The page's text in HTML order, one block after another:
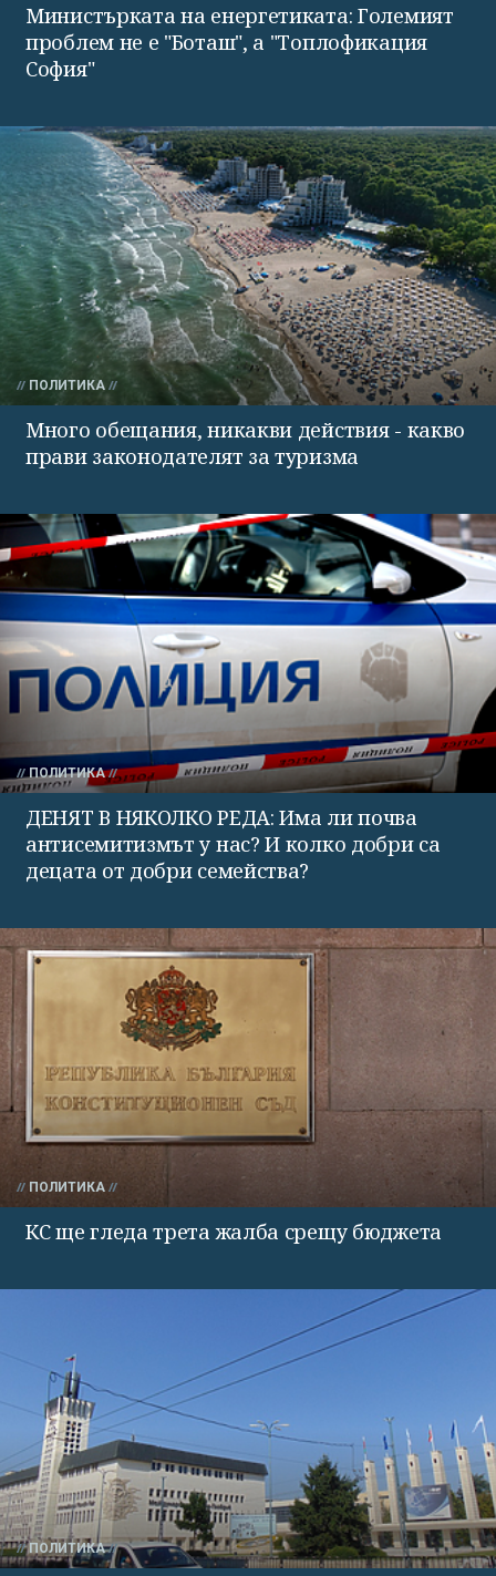
Министърката на енергетиката: Големият
проблем не е "Боташ", а "Топлофикация
София"
ПОЛИТИКА
Много обещания, никакви действия - какво
прави законодателят за туризма
ПОЛИТИКА
ДЕНЯТ В НЯКОЛКО РЕДА: Има ли почва
антисемитизмът у нас? И колко добри са
децата от добри семейства?
ПОЛИТИКА
КС ще гледа трета жалба срещу бюджета
ПОЛИТИКА